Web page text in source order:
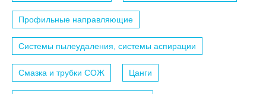
Профильные направляющие
Системы пылеудаления, системы аспирации
Смазка и трубки СОЖ Цанги